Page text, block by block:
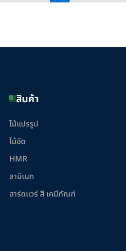
สินค้า
ไม้แปรรูป
ไม้อัด
HMR
ลามิเนท
ฮาร์ดแวร์ สี เคมีภัณฑ์